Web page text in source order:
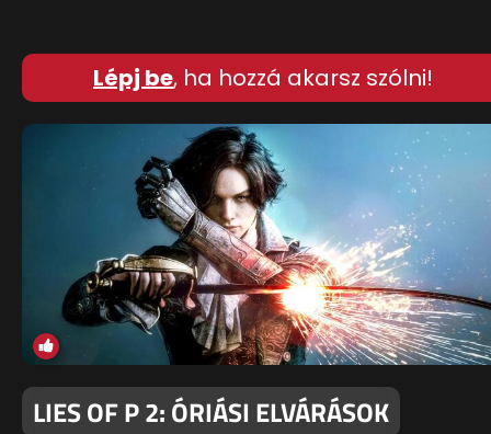
Lépj be, ha hozzá akarsz szólni!
LIES OF P 2: ÓRIÁSI ELVÁRÁSOK